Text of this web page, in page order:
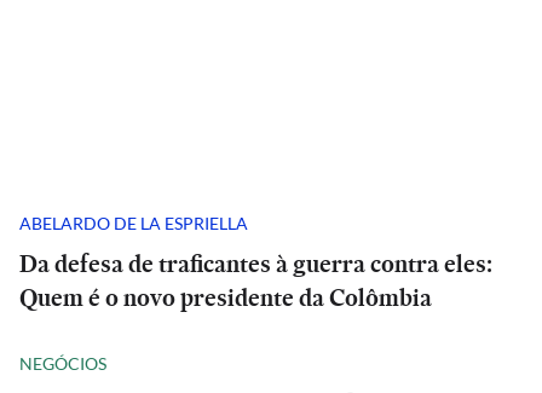
ABELARDO DE LA ESPRIELLA
Da defesa de traficantes à guerra contra eles:
Quem é o novo presidente da Colômbia
NEGÓCIOS